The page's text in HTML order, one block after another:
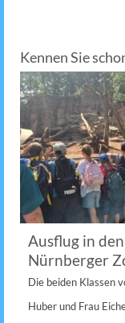
Kennen Sie
Ausflug in den
Nürnberger
Die beiden Klassen
Huber und Frau